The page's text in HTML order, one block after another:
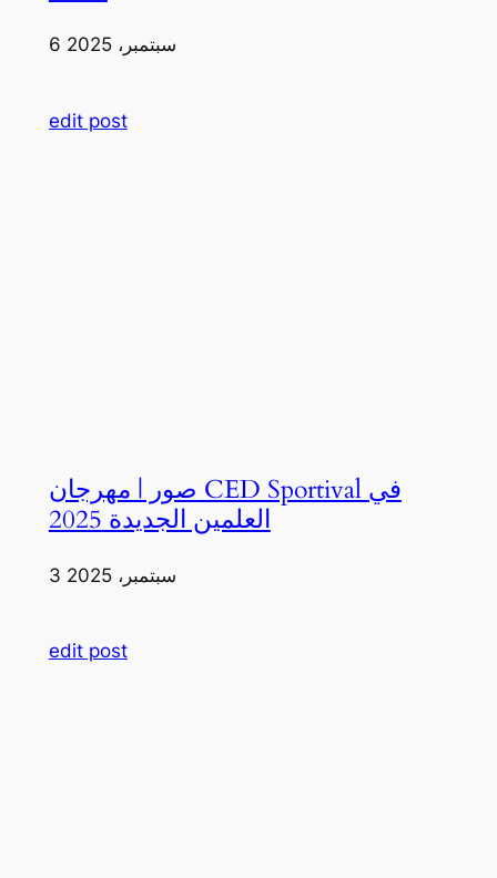
6 سبتمبر، 2025
edit post
صور | مهرجان CED Sportival في
العلمين الجديدة 2025
3 سبتمبر، 2025
edit post